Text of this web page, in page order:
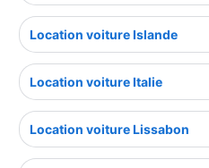
Location voiture Islande
Location voiture Italie
Location voiture Lissabon